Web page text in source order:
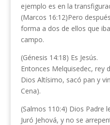
ejemplo es en la
(Marcos 16:12)Pero
forma a dos de ellos que
campo.
(Génesis 14:18) Es Jesús.
Entonces Melquisedec, rey
Dios Altísimo, sacó pan y
Cena).
(Salmos 110:4) Dios Padre
Juró Jehová, y no se